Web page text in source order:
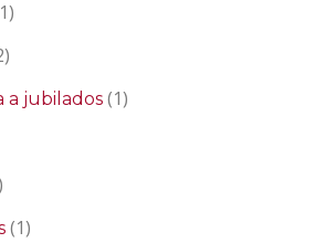
a jubilados (1)
(1)